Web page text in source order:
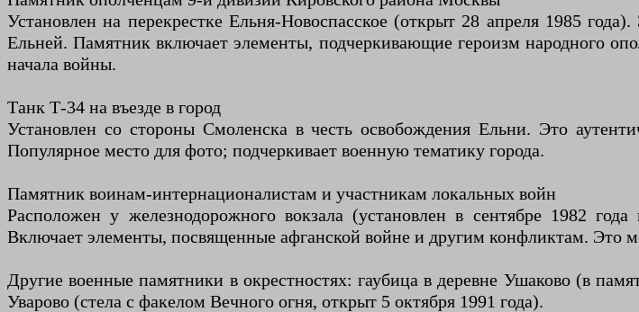
Установлен на перекрестке Ельня-Новоспасское (открыт 28 апреля 1985
Ельней. Памятник включает элементы, подчеркивающие героизм народного
начала войны.
Танк Т-34 на въезде в город
Установлен со стороны Смоленска в честь освобождения Ельни. Это
Популярное место для фото; подчеркивает военную тематику города.
Памятник воинам-интернационалистам и участникам локальных войн
Расположен у железнодорожного вокзала (установлен в сентябре 1982
Включает элементы, посвященные афганской войне и другим конфликтам. Это
Другие военные памятники в окрестностях: гаубица в деревне Ушаково (в
Уварово (стела с факелом Вечного огня, открыт 5 октября 1991 года).